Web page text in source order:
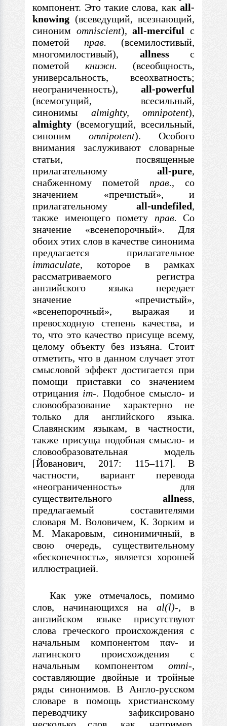
компонент. Это такие слова, как all-
knowing (всеведущий, всезнающий,
синоним omniscient),all-merciful с
пометой прав. (всемилостивый,
многомилостивый), allnessс
пометой книжн. (всеобщность,
универсальность, всеохватность;
неограниченность), all-powerful
(всемогущий, всесильный,
синонимы almighty, omnipotent),
almighty (всемогущий, всесильный,
синоним omnipotent). Особого
внимания заслуживают словарные
статьи, посвященные
прилагательному all-pure,
снабженному пометой прав., со
значением
«пречистый», и
прилагательному all-undefiled,
также имеющего помету прав. Со
значение «всенепорочный». Для
обоих этих слов в качестве синонима
предлагается прилагательное
immaculate, которое в рамках
рассматриваемого регистра
английского языка передает
значение «пречистый»,
«всенепорочный», выражая и
превосходную степень качества, и
то, что это качество присуще всему,
целому объекту без изъяна. Стоит
отметить, что в данном случает этот
смысловой эффект достигается при
помощи приставки со значением
отрицания im-. Подобное смысло- и
словообразование характерно не
только для английского языка.
Славянским языкам, в частности,
также присуща подобная смысло- и
словообразовательная модель
[Йованович, 2017: 115–117]. В
частности, вариант перевода
«неограниченность» для
существительного allness,
предлагаемый составителями
словаря М. Воловичем, К. Зорким и
М. Макаровым, синонимичный, в
свою очередь, существительному
«бесконечность», является хорошей
иллюстрацией.
Как уже отмечалось, помимо
слов, начинающихся на al(l)-, в
английском языке присутствуют
слова греческого происхождения с
начальным компонентом παν- и
латинского происхождения с
начальным компонентом omni-,
составляющие двойные и тройные
ряды синонимов. В Англо-русском
словаре в помощь христианскому
переводчику зафиксировано